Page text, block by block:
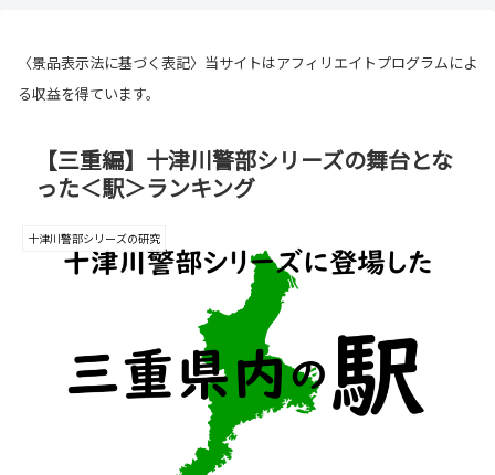
〈景品表示法に基づく表記〉当サイトはアフィリエイトプログラムによ
る収益を得ています。
【三重編】十津川警部シリーズの舞台とな
った＜駅＞ランキング
十津川警部シリーズの研究